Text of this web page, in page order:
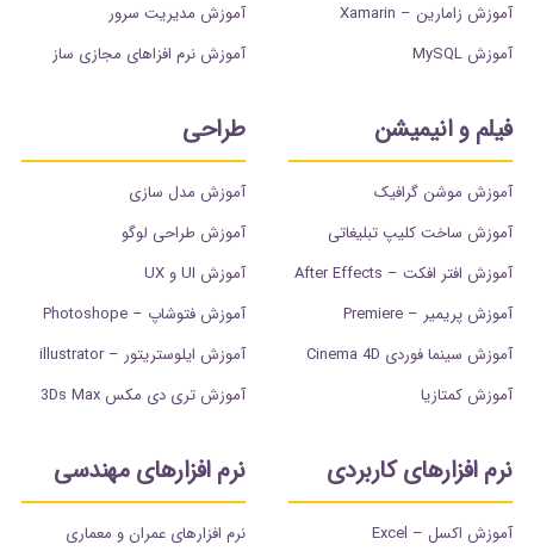
آموزش زامارین – Xamarin
آموزش MySQL
آموزش مدیریت سرور
آموزش نرم افزاهای مجازی ساز
فیلم و انیمیشن
آموزش موشن گرافیک
آموزش ساخت کلیپ تبلیغاتی
آموزش افتر افکت – After Effects
آموزش پریمیر – Premiere
آموزش سینما فوردی Cinema 4D
آموزش کمتازیا
طراحی
آموزش مدل سازی
آموزش طراحی لوگو
آموزش UI و UX
آموزش فتوشاپ – Photoshope
آموزش ایلوستریتور – illustrator
آموزش تری دی مکس 3Ds Max
نرم افزارهای کاربردی
آموزش اکسل – Excel
نرم افزارهای مهندسی
نرم افزارهای عمران و معماری